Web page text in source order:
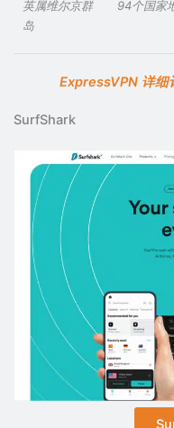
英属维尔京群
岛
94个国家
ExpressVPN 详细
SurfShark